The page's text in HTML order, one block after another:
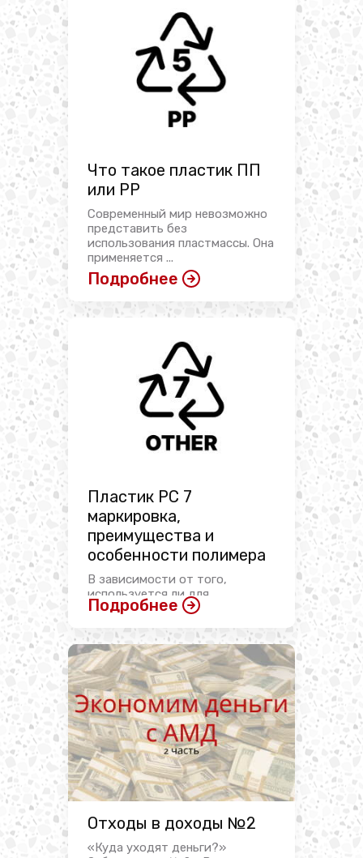
Что такое пластик ПП
или PP
Современный мир невозможно
представить без
использования пластмассы. Она
применяется ...
Подробнее
Пластик PC 7
маркировка,
преимущества и
особенности полимера
В зависимости от того,
используется ли для
изготовления той ...
Подробнее
Отходы в доходы №2
«Куда уходят деньги?»